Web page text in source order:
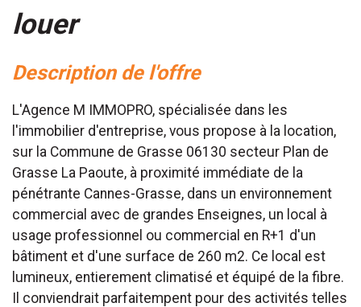
louer
description de l'offre
L'Agence M IMMOPRO, spécialisée dans les
l'immobilier d'entreprise, vous propose à la location,
sur la Commune de Grasse 06130 secteur Plan de
Grasse La Paoute, à proximité immédiate de la
pénétrante Cannes-Grasse, dans un environnement
commercial avec de grandes Enseignes, un local à
usage professionnel ou commercial en R+1 d'un
bâtiment et d'une surface de 260 m2. Ce local est
lumineux, entierement climatisé et équipé de la fibre.
Il conviendrait parfaitempent pour des activités telles